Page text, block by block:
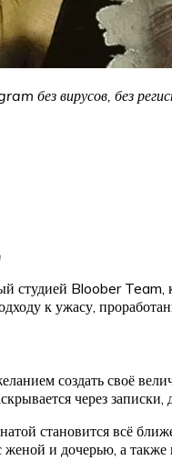
без вирусов, без
студией Bloober
к ужасу,
создать своё
через
становится всё
и дочерью, а